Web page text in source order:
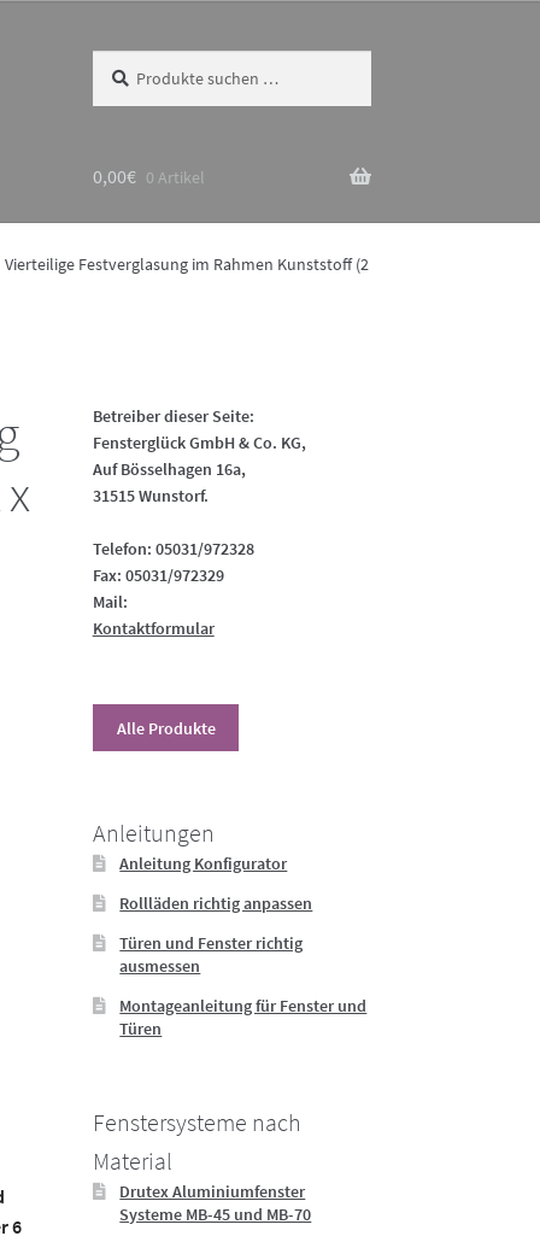
nach:
0,00€ 0 Artikel
Vierteilige Festverglasung im Rahmen Kunststoff (2
6
Betreiber dieser Seite:
Fensterglück GmbH & Co. KG,
Auf Bösselhagen 16a,
31515 Wunstorf.
Telefon: 05031/972328
Fax: 05031/972329
Mail:
Kontaktformular
Alle Produkte
Anleitungen
Anleitung Konfigurator
Rollläden richtig anpassen
Türen und Fenster richtig
ausmessen
Montageanleitung für Fenster und
Türen
Fenstersysteme nach
Material
Drutex Aluminiumfenster
Systeme MB-45 und MB-70